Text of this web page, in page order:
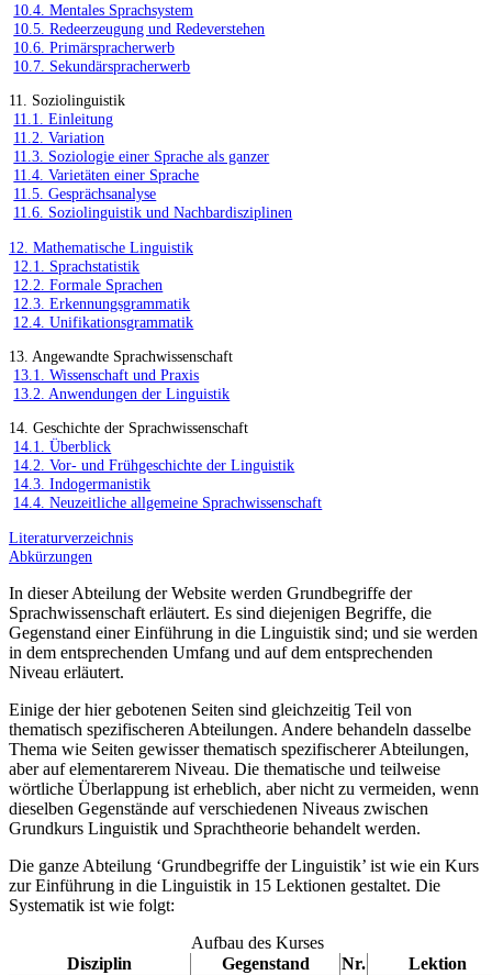
10.4. Mentales Sprachsystem
10.5. Redeerzeugung und Redeverstehen
10.6. Primärspracherwerb
10.7. Sekundärspracherwerb
11. Soziolinguistik
11.1. Einleitung
11.2. Variation
11.3. Soziologie einer Sprache als ganzer
11.4. Varietäten einer Sprache
11.5. Gesprächsanalyse
11.6. Soziolinguistik und Nachbardisziplinen
12. Mathematische Linguistik
12.1. Sprachstatistik
12.2. Formale Sprachen
12.3. Erkennungsgrammatik
12.4. Unifikationsgrammatik
13. Angewandte Sprachwissenschaft
13.1. Wissenschaft und Praxis
13.2. Anwendungen der Linguistik
14. Geschichte der Sprachwissenschaft
14.1. Überblick
14.2. Vor- und Frühgeschichte der Linguistik
14.3. Indogermanistik
14.4. Neuzeitliche allgemeine Sprachwissenschaft
Literaturverzeichnis
Abkürzungen
In dieser Abteilung der Website werden Grundbegriffe der
Sprachwissenschaft erläutert. Es sind diejenigen Begriffe, die
Gegenstand einer Einführung in die Linguistik sind; und sie werden
in dem entsprechenden Umfang und auf dem entsprechenden
Niveau erläutert.
Einige der hier gebotenen Seiten sind gleichzeitig Teil von
thematisch spezifischeren Abteilungen. Andere behandeln dasselbe
Thema wie Seiten gewisser thematisch spezifischerer Abteilungen,
aber auf elementarerem Niveau. Die thematische und teilweise
wörtliche Überlappung ist erheblich, aber nicht zu vermeiden, wenn
dieselben Gegenstände auf verschiedenen Niveaus zwischen
Grundkurs Linguistik und Sprachtheorie behandelt werden.
Die ganze Abteilung ‘Grundbegriffe der Linguistik’ ist wie ein Kurs
zur Einführung in die Linguistik in 15 Lektionen gestaltet. Die
Systematik ist wie folgt:
Aufbau des Kurses
Disziplin
Gegenstand Nr.
Lektion